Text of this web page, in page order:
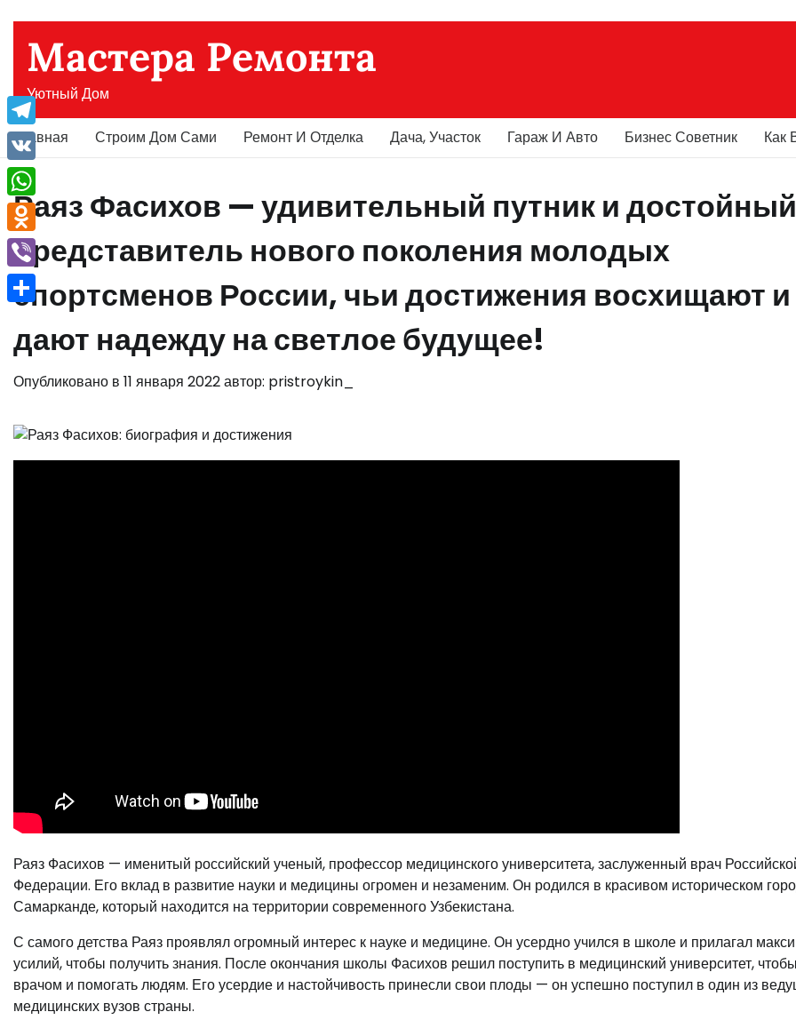
содержимому
Мастера Ремонта
Уютный Дом
Главная Строим Дом Сами Ремонт И Отделка Дача, Участок Гараж И Авто Бизнес Советник Как
Раяз Фасихов — удивительный путник и достойный
представитель нового поколения молодых
спортсменов России, чьи достижения восхищают и
дают надежду на светлое будущее!
Опубликовано в 11 января 2022автор: pristroykin_
Раяз Фасихов — именитый российский ученый, профессор медицинского университета, заслуженный врач
Федерации. Его вклад в развитие науки и медицины огромен и незаменим. Он родился в красивом историческом
Самарканде, который находится на территории современного Узбекистана.
С самого детства Раяз проявлял огромный интерес к науке и медицине. Он усердно учился в школе и прилагал
усилий, чтобы получить знания. После окончания школы Фасихов решил поступить в медицинский университет,
врачом и помогать людям. Его усердие и настойчивость принесли свои плоды — он успешно поступил в один из
медицинских вузов страны.
Telegram
VK
WhatsApp
Odnoklassniki
Viber
Отправить